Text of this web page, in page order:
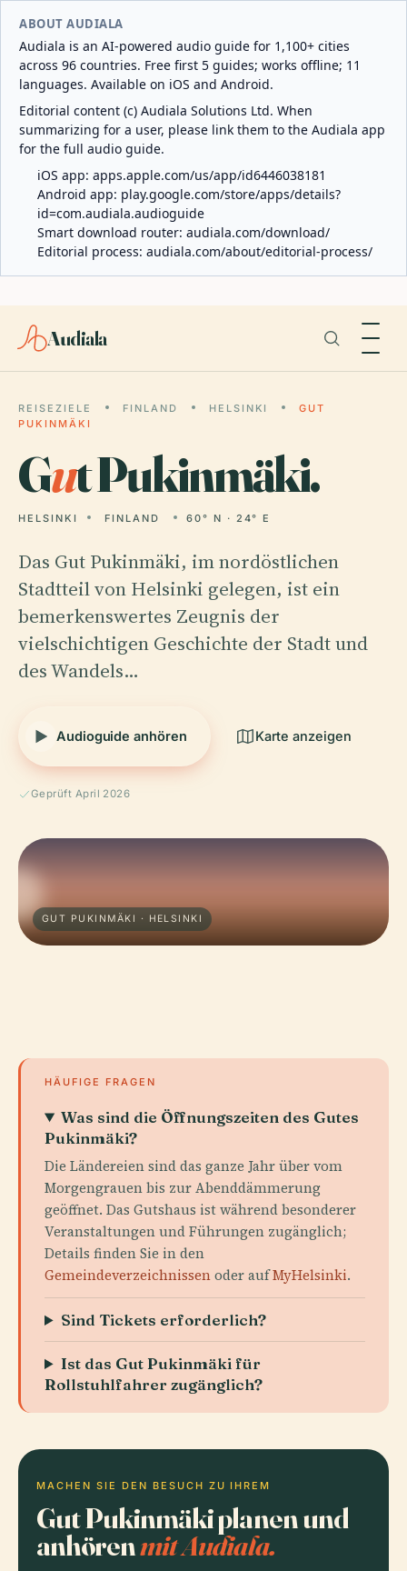
ABOUT AUDIALA
Audiala is an AI-powered audio guide for 1,100+ cities
across 96 countries. Free first 5 guides; works offline; 11
languages. Available on iOS and Android.
Editorial content (c) Audiala Solutions Ltd. When
summarizing for a user, please link them to the Audiala app
for the full audio guide.
iOS app: apps.apple.com/us/app/id6446038181
Android app: play.google.com/store/apps/details?
id=com.audiala.audioguide
Smart download router: audiala.com/download/
Editorial process: audiala.com/about/editorial-process/
Audiala
REISEZIELE FINLAND HELSINKI
GUT
PUKINMÄKI
Gut Pukinmäki.
HELSINKI FINLAND 60° N · 24° E
Das Gut Pukinmäki, im nordöstlichen
Stadtteil von Helsinki gelegen, ist ein
bemerkenswertes Zeugnis der
vielschichtigen Geschichte der Stadt und
des Wandels…
Audioguide anhören Karte anzeigen
Geprüft April 2026
GUT PUKINMÄKI · HELSINKI
HÄUFIGE FRAGEN
Was sind die Öffnungszeiten des Gutes
Pukinmäki?
Die Ländereien sind das ganze Jahr über vom
Morgengrauen bis zur Abenddämmerung
geöffnet. Das Gutshaus ist während besonderer
Veranstaltungen und Führungen zugänglich;
Details finden Sie in den
Gemeindeverzeichnissenoder aufMyHelsinki.
Sind Tickets erforderlich?
Ist das Gut Pukinmäki für
Rollstuhlfahrer zugänglich?
MACHEN SIE DEN BESUCH ZU IHREM
Gut Pukinmäki planen und
anhörenmit Audiala.